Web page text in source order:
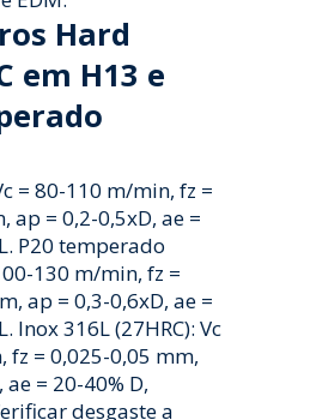
Hard
em H13 e
= 80-110 m/min, fz =
ap = 0,2-0,5xD, ae =
P20 temperado
130 m/min, fz =
ap = 0,3-0,6xD, ae =
Inox 316L (27HRC): Vc
fz = 0,025-0,05 mm,
= 20-40% D,
desgaste a